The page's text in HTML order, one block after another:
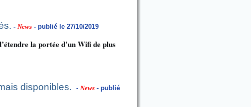
- News - publié le 27/10/2019
la portée d’un Wifi de plus
disponibles. - News - publié